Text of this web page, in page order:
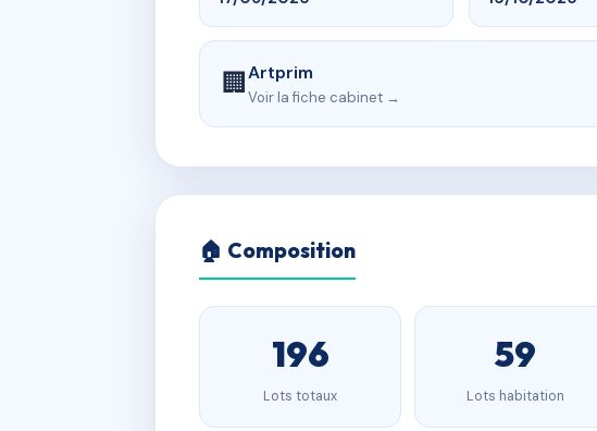
🏢Artprim
Voir la fiche cabinet →
🏠 Composition
196
Lots totaux
59
Lots habitation